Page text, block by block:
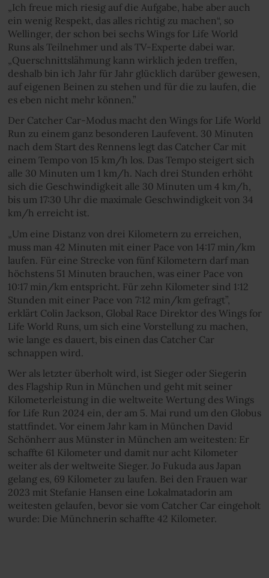
„Ich freue mich riesig auf die Aufgabe, habe aber auch
ein wenig Respekt, das alles richtig zu machen“, so
Wellinger, der schon bei sechs Wings for Life World
Runs als Teilnehmer und als TV-Experte dabei war.
„Querschnittslähmung kann wirklich jeden treffen,
deshalb bin ich Jahr für Jahr glücklich darüber gewesen,
auf eigenen Beinen zu stehen und für die zu laufen, die
es eben nicht mehr können.”
Der Catcher Car-Modus macht den Wings for Life World
Run zu einem ganz besonderen Laufevent. 30 Minuten
nach dem Start des Rennens legt das Catcher Car mit
einem Tempo von 15 km/h los. Das Tempo steigert sich
alle 30 Minuten um 1 km/h. Nach drei Stunden erhöht
sich die Geschwindigkeit alle 30 Minuten um 4 km/h,
bis um 17:30 Uhr die maximale Geschwindigkeit von 34
km/h erreicht ist.
„Um eine Distanz von drei Kilometern zu erreichen,
muss man 42 Minuten mit einer Pace von 14:17 min/km
laufen. Für eine Strecke von fünf Kilometern darf man
höchstens 51 Minuten brauchen, was einer Pace von
10:17 min/km entspricht. Für zehn Kilometer sind 1:12
Stunden mit einer Pace von 7:12 min/km gefragt”,
erklärt Colin Jackson, Global Race Direktor des Wings for
Life World Runs, um sich eine Vorstellung zu machen,
wie lange es dauert, bis einen das Catcher Car
schnappen wird.
Wer als letzter überholt wird, ist Sieger oder Siegerin
des Flagship Run in München und geht mit seiner
Kilometerleistung in die weltweite Wertung des Wings
for Life Run 2024 ein, der am 5. Mai rund um den Globus
stattfindet. Vor einem Jahr kam in München David
Schönherr aus Münster in München am weitesten: Er
schaffte 61 Kilometer und damit nur acht Kilometer
weiter als der weltweite Sieger. Jo Fukuda aus Japan
gelang es, 69 Kilometer zu laufen. Bei den Frauen war
2023 mit Stefanie Hansen eine Lokalmatadorin am
weitesten gelaufen, bevor sie vom Catcher Car eingeholt
wurde: Die Münchnerin schaffte 42 Kilometer.